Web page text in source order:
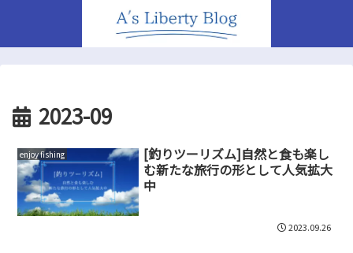
2023-09
enjoy fishing
[釣りツーリズム]自然と食も楽し
む新たな旅行の形として人気拡大
中
2023.09.26